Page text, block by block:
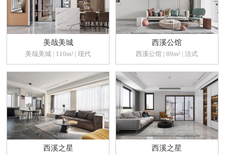
美哉美城
美哉美城 | 110m² | 现代
西溪公馆
西溪公馆 | 89m² | 法式
西溪之星 西溪之星